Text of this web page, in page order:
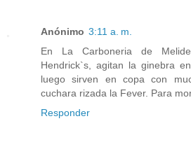
Anónimo 3:11 a. m.
En La Carboneria de
Hendrick`s, agitan la ginebra
luego sirven en copa con
cuchara rizada la Fever. Para
Responder